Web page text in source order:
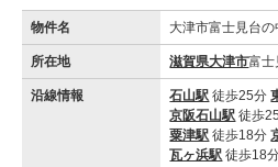
物件名 大津市富士見台
所在地 滋賀県大津市富士
沿線情報 石山駅 徒歩25分
京阪石山駅 徒歩
粟津駅 徒歩18分
瓦ヶ浜駅 徒歩18